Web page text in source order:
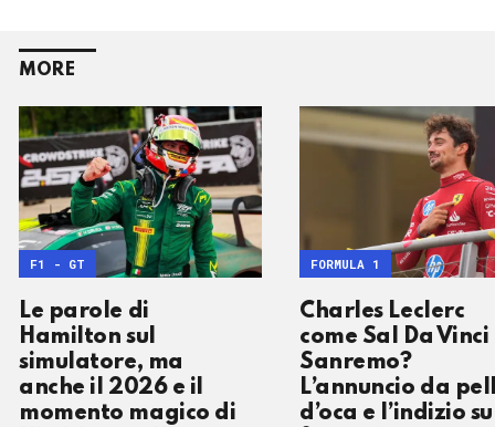
MORE
Le parole di
Hamilton sul
simulatore, ma
anche il 2026 e il
momento magico di
F1 - GT
Charles Leclerc
come Sal Da Vinci
Sanremo?
L’annuncio da
d’oca e l’indizio
FORMULA 1